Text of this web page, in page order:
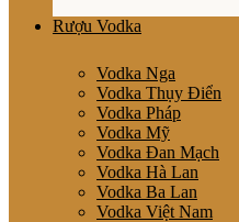
Rượu Vodka
Vodka Nga
Vodka Thụy Điển
Vodka Pháp
Vodka Mỹ
Vodka Đan Mạch
Vodka Hà Lan
Vodka Ba Lan
Vodka Việt Nam